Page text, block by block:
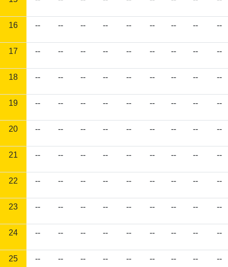
16 -- -- -- -- -- -- -- -- --
17 -- -- -- -- -- -- -- -- --
18 -- -- -- -- -- -- -- -- --
19 -- -- -- -- -- -- -- -- --
20 -- -- -- -- -- -- -- -- --
21 -- -- -- -- -- -- -- -- --
22 -- -- -- -- -- -- -- -- --
23 -- -- -- -- -- -- -- -- --
24 -- -- -- -- -- -- -- -- --
25 -- -- -- -- -- -- -- -- --